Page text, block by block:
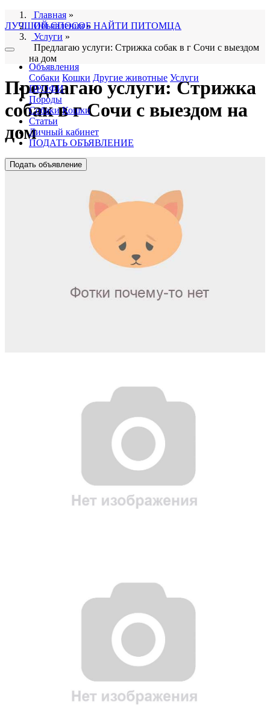
ЛУЧШИЙ СПОСОБ НАЙТИ ПИТОМЦА
Объявления
Собаки Кошки Другие животные Услуги
ПРОФИ
Породы
Собаки Кошки
Статьи
Личный кабинет
ПОДАТЬ ОБЪЯВЛЕНИЕ
Подать объявление
Главная »
Объявления»
Услуги »
Предлагаю услуги: Стрижка собак в г Сочи с выездом
на дом
Предлагаю услуги: Стрижка
собак в г Сочи с выездом на
дом